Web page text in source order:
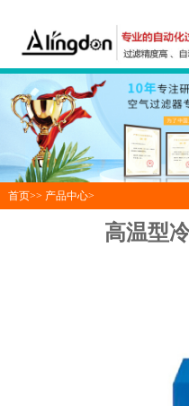
首页>> 产品中心>
高温型